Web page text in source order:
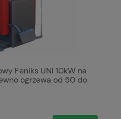
Feniks UNI 10kW na
ogrzewa od 50 do